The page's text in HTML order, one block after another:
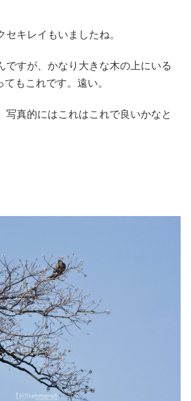
キレイもいましたね。
ですが、かなり大きな木の上にいる
もこれです。遠い。
写真的にはこれはこれで良いかなと